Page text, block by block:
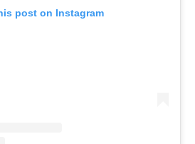
post on Instagram